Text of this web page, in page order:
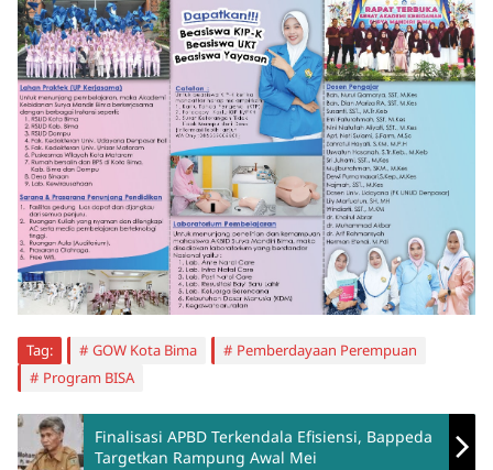
Tag: GOW Kota Bima
Pemberdayaan Perempuan
Program BISA
Finalisasi APBD Terkendala Efisiensi, Bappeda
Targetkan Rampung Awal Mei